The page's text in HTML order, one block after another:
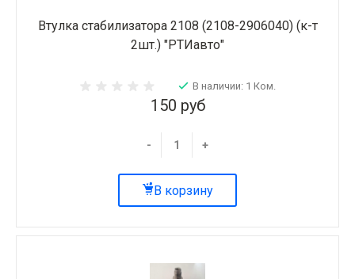
Втулка стабилизатора 2108 (2108-2906040) (к-т
2шт.) "РТИавто"
В наличии: 1 Ком.
150 руб
- +
В корзину